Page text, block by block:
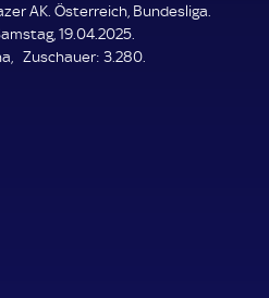
E
L
E
N
AK. Österreich, Bundesliga.
19.04.2025.
Zuschauer: Z
3.280.